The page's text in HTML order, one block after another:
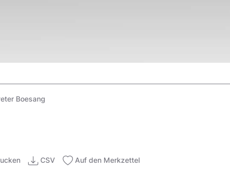
Boesang
CSV Auf den Merkzettel